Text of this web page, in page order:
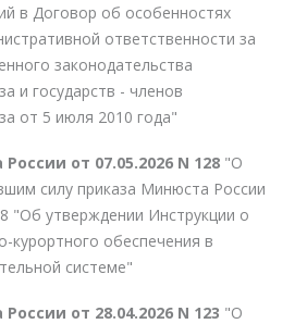
в Договор об особенностях
ответственности за
законодательства
и государств - членов
от 5 июля 2010 года"
от 07.05.2026 N 128 "О
силу приказа Минюста России
"Об утверждении Инструкции о
курортного обеспечения в
системе"
от 28.04.2026 N 123 "О